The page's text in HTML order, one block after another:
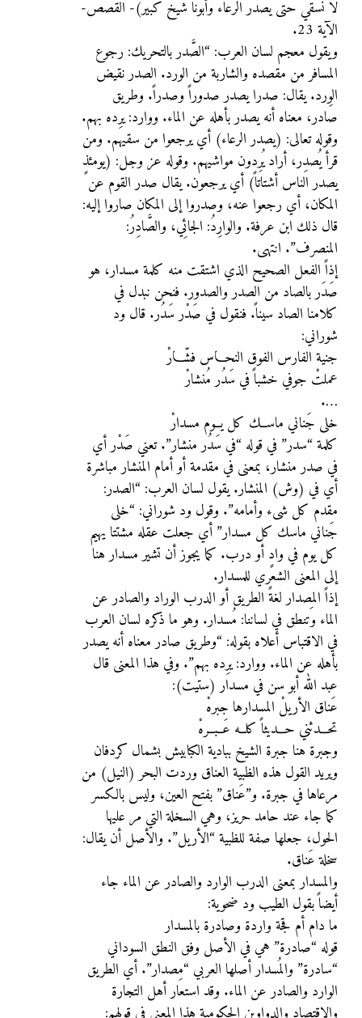
لا نسقي حتى يصدر الرعاء وأبونا شيخٌ كبير)- القصص-
الآية 23.
ويقول معجم لسان العرب: “الصَّدر بالتحريك: رجوع
المسافر من مقصده والشاربة من الورد. الصدر نقيض
الوِرد. يقال: صدرا يصدر صدوراً وصدراً. وطريق
صادر، معناه أنه يصدر بأهله عن الماء. ووارد: يرِده بهم.
وقوله تعالى: (يصدر الرعاء) أي يرجعوا من سقيهم. ومن
قرأ يُصدِر، أراد يُرِدون مواشيهم. وقوله عز وجل: (يومئذٍ
يصدر الناس أشتاتاً) أي يرجعون. يقال صدر القوم عن
المكان، أي رجعوا عنه، وصدروا إلى المكان صاروا إليه:
قال ذلك ابن عرفة. والوارِدُ: الجائِي، والصَّادِرُ:
المنصرف”. انتهى.
إذاً الفعل الصحيح الذي اشتقت منه كلمة مسدار، هو
صَدَر بالصاد من الصدر والصدور. فنحن نبدل في
كلامنا الصاد سيناً. فنقول في صَدْر سَدُر. قال ود
شوراني:
جنية الفارس الفوق النحـــاس فشّـــارْ
عملتْ جوفي خشباً في سَدُر مُنشارْ
….
خلى جَناني ماســك كل يــوم مسدارْ
كلمة “سدر” في قوله “في سَدُر منشار”. تعني صَدْر أي
في صدر منشار، بمعنى في مقدمة أو أمام المنشار مباشرة
أي في (وش) المنشار. يقول لسان العرب: “الصدر:
مقدم كل شىء وأمامه”. وقول ود شوراني: “خلى
جَناني ماسك كل مسدار” أي جعلت عقله مشتتا يهيم
كل يوم في وادٍ أو درب. كما يجوز أن تشير مسدار هنا
إلى المعنى الشعري للمسدار.
إذاً المِصدار لغةً الطريق أو الدرب الوراد والصادر عن
الماء وتنطق في لساننا: مُسدار. وهو ما ذكره لسان العرب
في الاقتباس أعلاه بقوله: “وطريق صادر معناه أنه يصدر
بأهله عن الماء. ووارد: يرِده بهم”. وفي هذا المعنى قال
عبد الله أبو سن في مسدار (ستيت):
عَناق الأريلْ المسدارها جبرهْ
تحـــدثني حـــديثاً كلــه عَــبــرهْ
وجبرة هنا جبرة الشيخ ببادية الكبابيش بشمال كردفان
ويريد القول هذه الظبية العناق وردت البحر (النيل) من
مرعاها في جبرة. و”عَناق” بفتح العين، وليس بالكسر
كما جاء عند حامد حريز، وهي السخلة التي مر عليها
الحول، جعلها صفة للظبية “الأريل”. والأصل أن يقال:
سخلة عَناق.
والمسدار بمعنى الدرب الوارد والصادر عن الماء جاء
أيضاً بقول الطيب ود ضحوية:
ما دام أم قجة واردة وصادرة بالمسدار
قوله “صادرة” هي في الأصل وفق النطق السوداني
“سادرة” والمُسدار أصلها العربي “مِصدار”. أي الطريق
الوارد والصادر عن الماء. وقد استعار أهل التجارة